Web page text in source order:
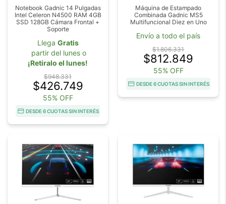
Notebook Gadnic 14 Pulgadas
Intel Celeron N4500 RAM 4GB
SSD 128GB Cámara Frontal +
Soporte
Llega Gratis
partir del lunes o
¡Retiralo el lunes!
$948.331
$426.749
55% OFF
DESDE 6 CUOTAS SIN INTERÉS
Máquina de Estampado
Combinada Gadnic MS5
Multifuncional Diez en Uno
Envío a todo el país
$1.806.331
$812.849
55% OFF
DESDE 6 CUOTAS SIN INTERÉS